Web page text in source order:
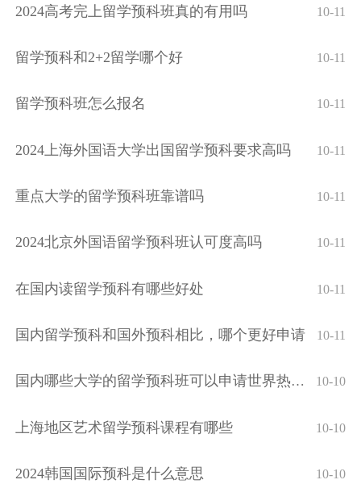
10-11
2024高考完上留学预科班真的有用吗
10-11
留学预科和2+2留学哪个好
10-11
留学预科班怎么报名
10-11
2024上海外国语大学出国留学预科要求高吗
10-11
重点大学的留学预科班靠谱吗
10-11
2024北京外国语留学预科班认可度高吗
10-11
在国内读留学预科有哪些好处
10-11
国内留学预科和国外预科相比，哪个更好申请
10-10
国内哪些大学的留学预科班可以申请世界热门大学
10-10
上海地区艺术留学预科课程有哪些
10-10
2024韩国国际预科是什么意思